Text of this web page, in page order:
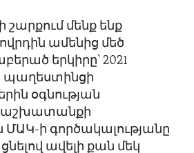
շարքում մենք ենք
ամենից մեծ
երկիրը՝ 2021
պաղեստինցի
օգնության
աշխատանքի
ի գործակալությանը
ավելի քան մեկ